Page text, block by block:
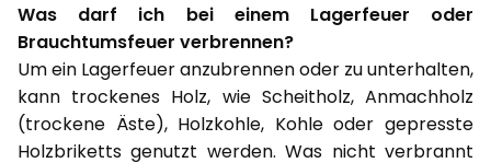
Was darf ich bei einem Lagerfeuer oder
Brauchtumsfeuer verbrennen?
Um ein Lagerfeuer anzubrennen oder zu unterhalten,
kann trockenes Holz, wie Scheitholz, Anmachholz
(trockene Äste), Holzkohle, Kohle oder gepresste
Holzbriketts genutzt werden. Was nicht verbrannt